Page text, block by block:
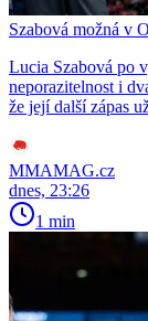
Szabová možná v
Lucia Szabová po
neporazitelnost i
že její další zápas
MMAMAG.cz
dnes, 23:26
1 min